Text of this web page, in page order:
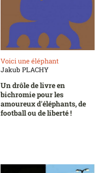
Voici une éléphant
Jakub PLACHY
Un drôle de livre en
bichromie pour les
amoureux d'éléphants, de
football ou de liberté !